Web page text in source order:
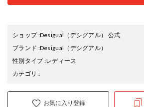
ショップ:Desigual（デシグアル） 公式
ブランド :Desigual （デシグアル）
性別タイプ:レディース
カテゴリ :
お気に入り登録